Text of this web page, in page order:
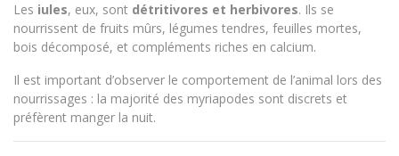
Les iules, eux, sont détritivores et herbivores. Ils se
nourrissent de fruits mûrs, légumes tendres, feuilles mortes,
bois décomposé, et compléments riches en calcium.
Il est important d’observer le comportement de l’animal lors des
nourrissages : la majorité des myriapodes sont discrets et
préfèrent manger la nuit.